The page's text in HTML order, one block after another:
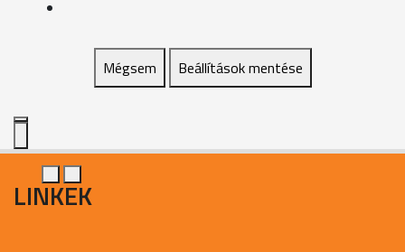
Mégsem Beállítások mentése
LINKEK